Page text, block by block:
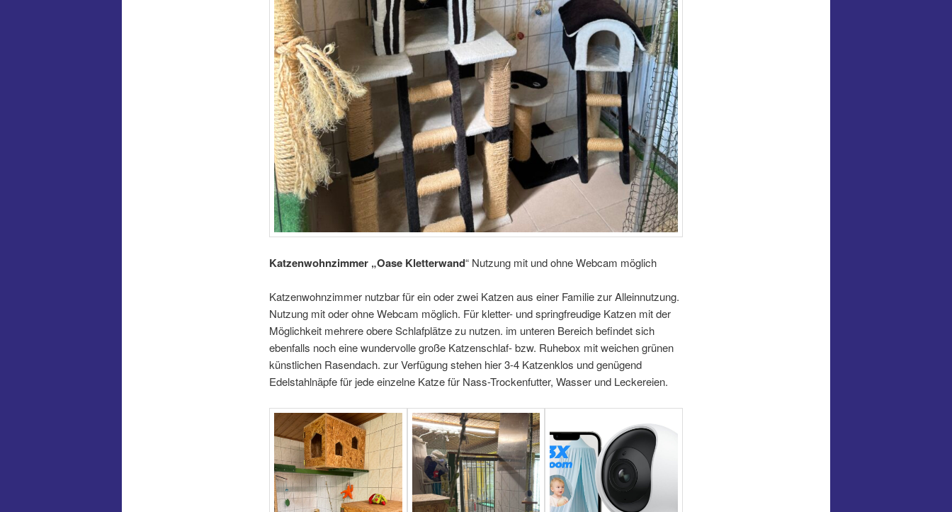
Katzenwohnzimmer „Oase Kletterwand“ Nutzung mit und ohne Webcam möglich
Katzenwohnzimmer nutzbar für ein oder zwei Katzen aus einer Familie zur Alleinnutzung.
Nutzung mit oder ohne Webcam möglich. Für kletter- und springfreudige Katzen mit der
Möglichkeit mehrere obere Schlafplätze zu nutzen. im unteren Bereich befindet sich
ebenfalls noch eine wundervolle große Katzenschlaf- bzw. Ruhebox mit weichen grünen
künstlichen Rasendach. zur Verfügung stehen hier 3-4 Katzenklos und genügend
Edelstahlnäpfe für jede einzelne Katze für Nass-Trockenfutter, Wasser und Leckereien.